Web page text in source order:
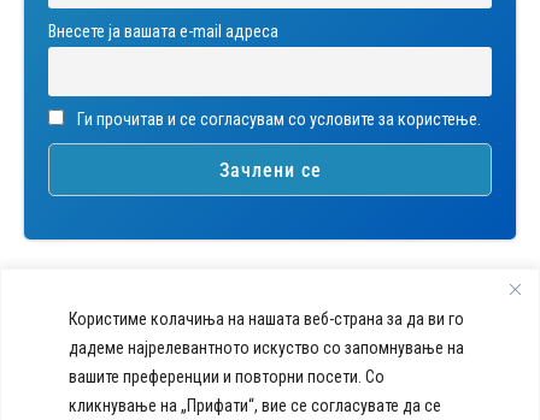
Користиме колачиња на нашата веб-страна за да ви го
дадеме најрелевантното искуство со запомнување на
вашите преференции и повторни посети. Со
кликнување на „Прифати“, вие се согласувате да се
Внесете ја вашата е-mail адреса
Ги прочитав и се согласувам со условите за користење.
callcenter@acibademsistina.mk